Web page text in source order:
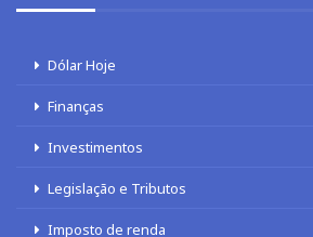
Dólar Hoje
Finanças
Investimentos
Legislação e Tributos
Imposto de renda